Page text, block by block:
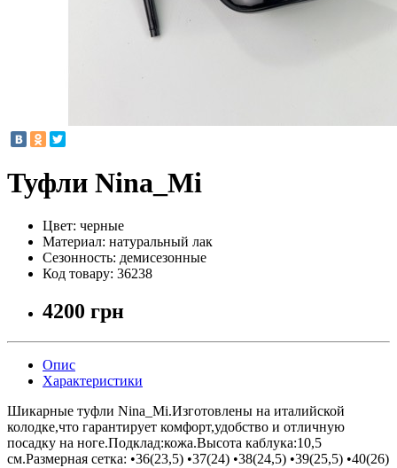
Туфли Nina_Mi
Цвет: черные
Материал: натуральный лак
Сезонность: демисезонные
Код товару: 36238
4200 грн
Опис
Характеристики
Шикарные туфли Nina_Mi.Изготовлены на италийской
колодке,что гарантирует комфорт,удобство и отличную
посадку на ноге.Подклад:кожа.Высота каблука:10,5
см.Размерная сетка: •36(23,5) •37(24) •38(24,5) •39(25,5) •40(26)